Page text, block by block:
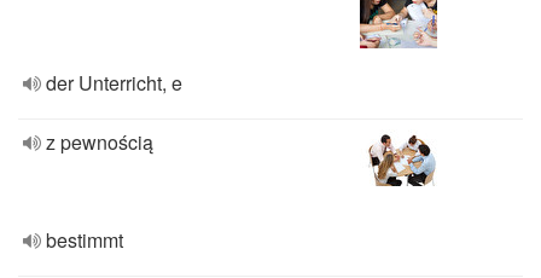
der Unterricht, e
z pewnością
bestimmt